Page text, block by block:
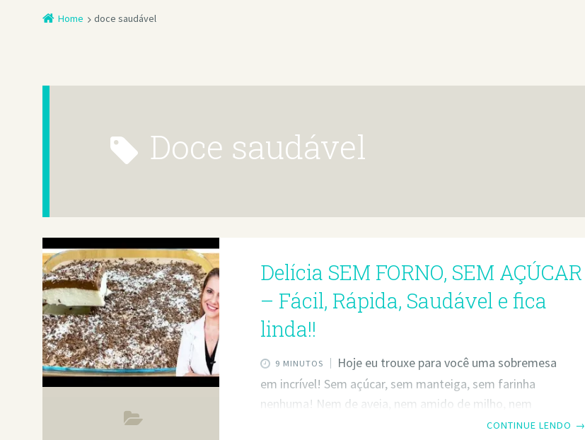
Home doce saudável
doce saudável
Delícia SEM FORNO, SEM AÇÚCAR
– Fácil, Rápida, Saudável e fica
linda!!
9 MINUTOS
Hoje eu trouxe para você uma sobremesa
em incrível! Sem açúcar, sem manteiga, sem farinha
nenhuma! Nem de aveia, nem amido de milho, nem
farinha de trigo, óbvio… Enfim, gente, super saudável,
CONTINUE LENDO →